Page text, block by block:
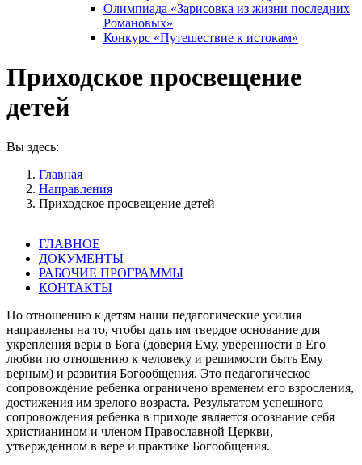
Олимпиада «Зарисовка из жизни последних
Романовых»
Конкурс «Путешествие к истокам»
Приходское просвещение
детей
Вы здесь:
Главная
Направления
Приходское просвещение детей
ГЛАВНОЕ
ДОКУМЕНТЫ
РАБОЧИЕ ПРОГРАММЫ
КОНТАКТЫ
По отношению к детям наши педагогические усилия
направлены на то, чтобы дать им твердое основание для
укрепления веры в Бога (доверия Ему, уверенности в Его
любви по отношению к человеку и решимости быть Ему
верным) и развития Богообщения. Это педагогическое
сопровождение ребенка ограничено временем его взросления,
достижения им зрелого возраста. Результатом успешного
сопровождения ребенка в приходе является осознание себя
христианином и членом Православной Церкви,
утвержденном в вере и практике Богообщения.